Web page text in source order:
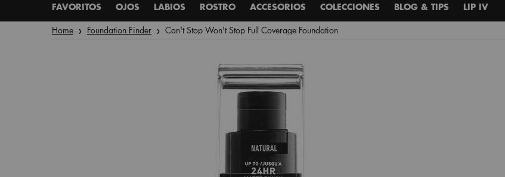
FAVORITOS OJOS LABIOS ROSTRO ACCESORIOS COLECCIONES BLOG & TIPS LIP IV
Home Foundation Finder Can't Stop Won't Stop Full Coverage Foundation